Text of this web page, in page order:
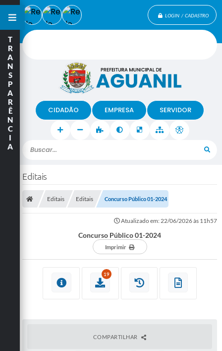
LOGIN / CADASTRO
Buscar...
CIDADÃO EMPRESA SERVIDOR
T
R
A
N
S
P
A
R
Ê
N
C
I
A
Editais
Editais Editais Concurso Público 01-2024
Atualizado em: 22/06/2026 às 11h57
Concurso Público 01-2024
Imprimir
19
COMPARTILHAR